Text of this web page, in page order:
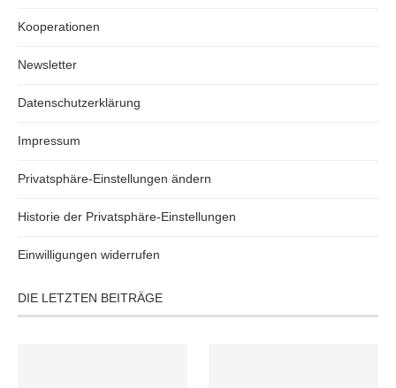
Kooperationen
Newsletter
Datenschutzerklärung
Impressum
Privatsphäre-Einstellungen ändern
Historie der Privatsphäre-Einstellungen
Einwilligungen widerrufen
DIE LETZTEN BEITRÄGE